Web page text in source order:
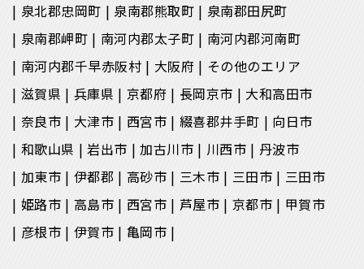
泉北郡忠岡町
泉南郡熊取町
泉南郡田尻町
泉南郡岬町
南河内郡太子町
南河内郡河南町
南河内郡千早赤阪村
大阪府
その他のエリア
滋賀県
兵庫県 京都府 長岡京市
大和高田市
奈良市
大津市 西宮市 綴喜郡井手町
向日市
和歌山県
岩出市 加古川市 川西市
丹波市
加東市
伊都郡 高砂市 三木市 三田市
三田市
姫路市
高島市 西宮市 芦屋市 京都市
甲賀市
彦根市
伊賀市 亀岡市